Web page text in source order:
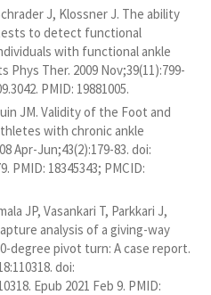
J, Klossner J. The ability
to detect functional
with functional ankle
Ther. 2009 Nov;39(11):799-
PMID: 19881005.
JM. Validity of the Foot and
with chronic ankle
Apr-Jun;43(2):179-83. doi:
PMID: 18345343; PMCID:
JP, Vasankari T, Parkkari J,
analysis of a giving-way
degree pivot turn: A case report.
doi:
Epub 2021 Feb 9. PMID: